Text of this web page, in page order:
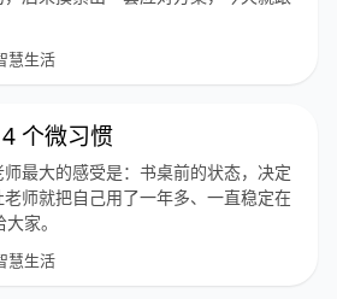
慧生活
个微习惯
最大的感受是：书桌前的状态，决定
师就把自己用了一年多、一直稳定在
家。
慧生活